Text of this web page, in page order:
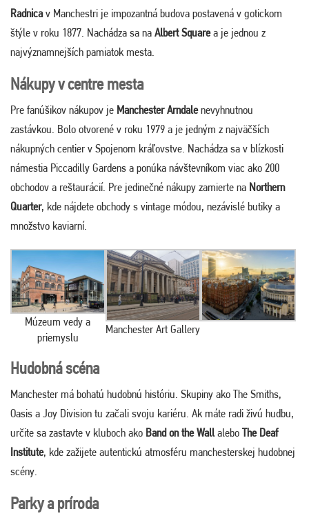
Radnicav Manchestri je impozantná budova postavená v gotickom
štýle v roku 1877. Nachádza sa na Albert Squarea je jednou z
najvýznamnejších pamiatok mesta.
Nákupy v centre mesta
Pre fanúšikov nákupov je Manchester Arndalenevyhnutnou
zastávkou. Bolo otvorené v roku 1979 a je jedným z najväčších
nákupných centier v Spojenom kráľovstve. Nachádza sa v blízkosti
námestia Piccadilly Gardens a ponúka návštevníkom viac ako 200
obchodov a reštaurácií. Pre jedinečné nákupy zamierte na Northern
Quarter, kde nájdete obchody s vintage módou, nezávislé butiky a
množstvo kaviarní.
Múzeum vedy a
priemyslu
Manchester Art Gallery
Hudobná scéna
Manchester má bohatú hudobnú históriu. Skupiny ako The Smiths,
Oasis a Joy Division tu začali svoju kariéru. Ak máte radi živú hudbu,
určite sa zastavte v kluboch ako Band on the Wallalebo The Deaf
Institute, kde zažijete autentickú atmosféru manchesterskej hudobnej
scény.
Parky a príroda